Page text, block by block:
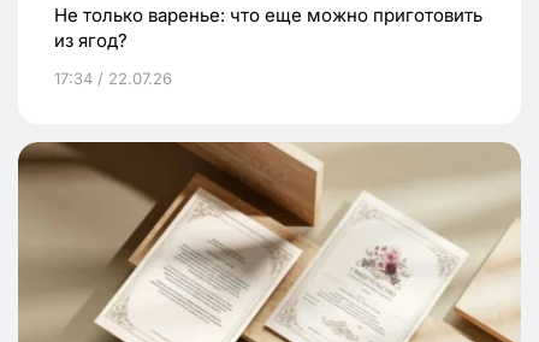
Не только варенье: что еще можно приготовить
из ягод?
17:34 / 22.07.26